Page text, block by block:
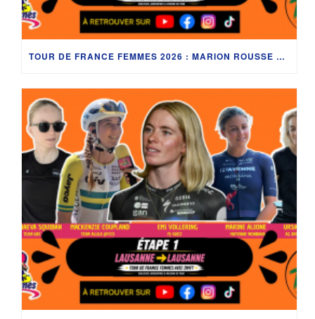
TOUR DE FRANCE FEMMES 2026 : MARION ROUSSE ET LES PITCHOUNES À AIGLE